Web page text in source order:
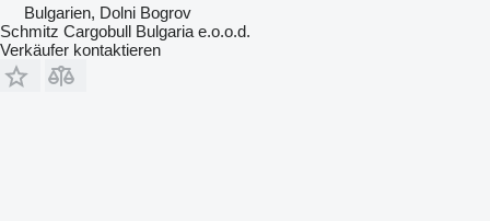
Bulgarien, Dolni Bogrov
Schmitz Cargobull Bulgaria e.o.o.d.
Verkäufer kontaktieren